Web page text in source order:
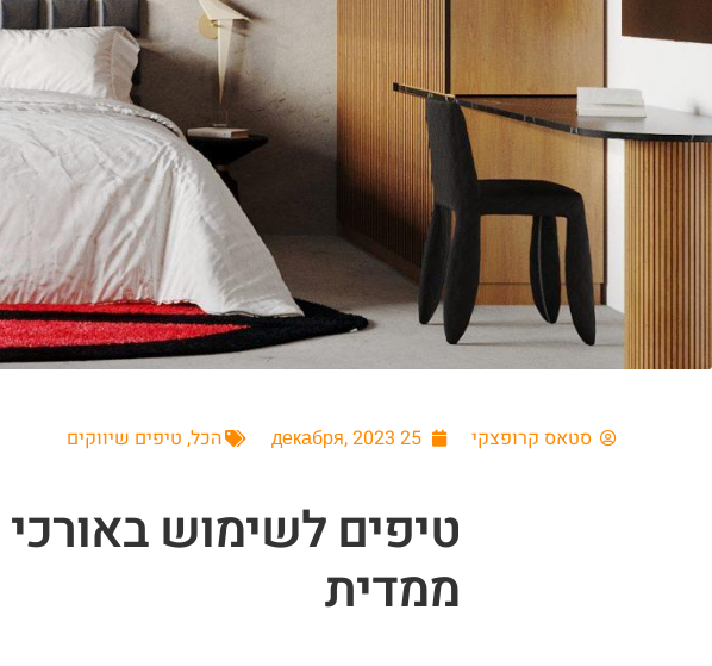
סטאס קרופצקי 25 декабря, 2023 הכל, טיפים שיווקים
טיפים לשימוש
ממדית